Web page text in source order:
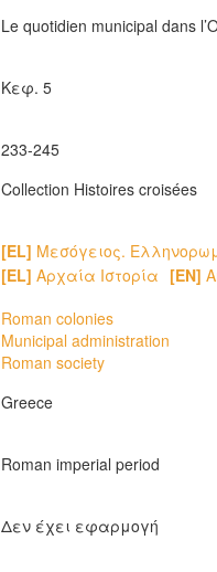
Le quotidien municipal dans
Κεφ. 5
233-245
Collection Histoires croisées
[EL] Μεσόγειος.
[EL] Αρχαία Ιστορία [EN]
Roman colonies
Municipal administration
Roman society
Greece
Roman imperial period
Δεν έχει εφαρμογή